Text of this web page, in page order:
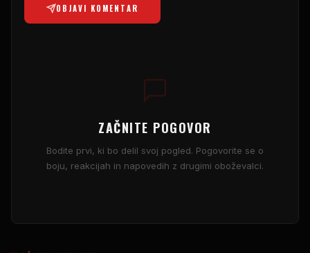
OBJAVI KOMENTAR
ZAČNITE POGOVOR
Bodite prvi, ki bo delil svoj pogled. Pogovorite se o
boju, reakcijah in napovedih z drugimi oboževalci.